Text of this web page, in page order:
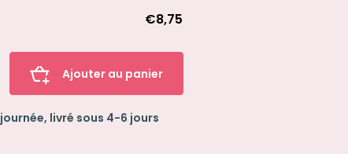
€8,75
Ajouter au panier
livré sous 4-6 jours